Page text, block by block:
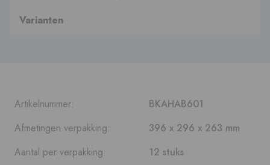
Varianten
Artikelnummer:
BKAHAB601
Afmetingen verpakking:
396 x 296 x 263 mm
Aantal per verpakking:
12 stuks